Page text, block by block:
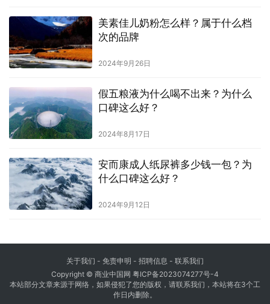
美素佳儿奶粉怎么样？属于什么档
次的品牌
2024年9月26日
假五粮液为什么喝不出来？为什么
口碑这么好？
2024年8月17日
安而康成人纸尿裤多少钱一包？为
什么口碑这么好？
2024年9月12日
关于我们 - 免责申明 - 招聘信息 - 联系我们
Copyright © 商业中国网 粤ICP备2023074277号-4
本站部分文章来源于网络，如果侵犯了您的版权，请联系我们，本站将在3个工
作日内删除。